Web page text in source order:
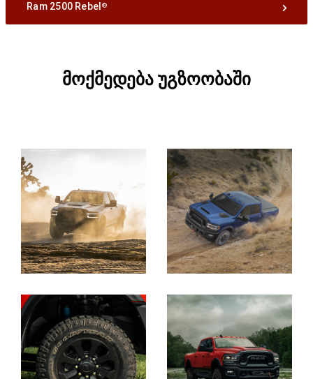
Ram 2500 Rebel ®
მოქმედება უგზოობაში
Full
Gallery